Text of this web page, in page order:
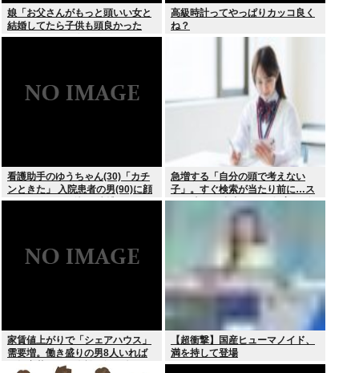
娘「お父さんがもっと頭いい女と
結婚してたら子供も頭良かった
よ。頭悪いクソ女と結婚してごめ
高級時計ってやっぱりカッコ良く
ね？
看護助手のゆうちゃん(30)「カチ
ンときた」 入院患者の男(90)に顔
面パンチを叩き込む 逮捕
急増する「自分の頭で考えない
子」。すぐ検索が当たり前に…ス
マホ時代の”親切すぎる教育”が奪
家賃値上がりで「シェアハウス」
需要増。働き盛りの男8人いれば
一軒家暮らしも余裕で毎日楽しい
【超衝撃】国産ヒューマノイド、
満を持して登場